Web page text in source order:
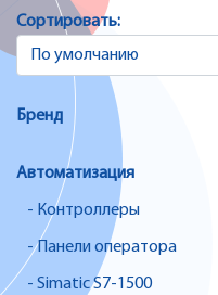
Сортировать:
Бренд
Автоматизация
- Контроллеры
- Панели оператора
- Simatic S7-1500